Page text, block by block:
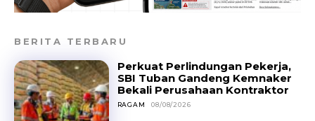
BERITA TERBARU
Perkuat Perlindungan Pekerja,
SBI Tuban Gandeng Kemnaker
Bekali Perusahaan Kontraktor
RAGAM 08/08/2026